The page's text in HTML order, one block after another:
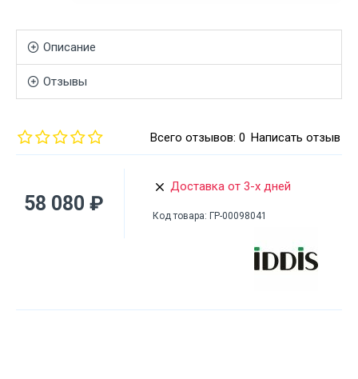
Описание
Отзывы
Всего отзывов: 0 Написать отзыв
58 080 ₽
Доставка от 3-х дней
Код товара: ГР-00098041